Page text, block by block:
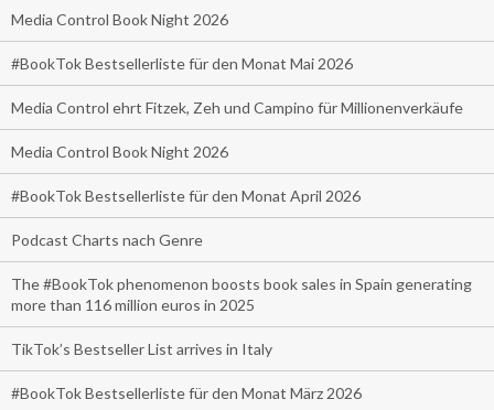
Media Control Book Night 2026
#BookTok Bestsellerliste für den Monat Mai 2026
Media Control ehrt Fitzek, Zeh und Campino für Millionenverkäufe
Media Control Book Night 2026
#BookTok Bestsellerliste für den Monat April 2026
Podcast Charts nach Genre
The #BookTok phenomenon boosts book sales in Spain generating
more than 116 million euros in 2025
TikTok’s Bestseller List arrives in Italy
#BookTok Bestsellerliste für den Monat März 2026